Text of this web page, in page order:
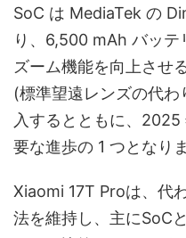
SoC は MediaTek の
り、6,500 mAh バッ
ズーム機能を向上させ
(標準望遠レンズの代
入するとともに、
要な進歩の 1 つとなりま
Xiaomi 17T Proは、代
法を維持し、主にSoC